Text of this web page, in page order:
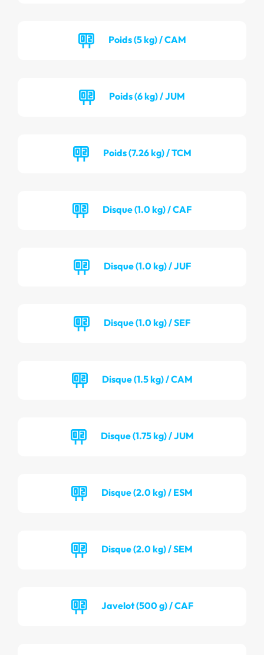
Poids (5 kg) / CAM
Poids (6 kg) / JUM
Poids (7.26 kg) / TCM
Disque (1.0 kg) / CAF
Disque (1.0 kg) / JUF
Disque (1.0 kg) / SEF
Disque (1.5 kg) / CAM
Disque (1.75 kg) / JUM
Disque (2.0 kg) / ESM
Disque (2.0 kg) / SEM
Javelot (500 g) / CAF